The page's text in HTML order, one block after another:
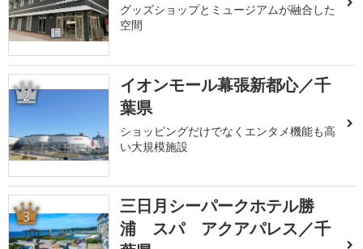
グッズショップとミュージアムが融合した
空間
2
イオンモール幕張新都心／千
葉県
ショッピングだけでなくエンタメ機能も高
い大規模施設
3
三日月シーパークホテル勝
浦 スパ アクアパレス／千